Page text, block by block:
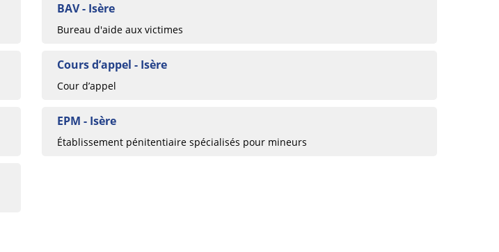
BAV - Isère
Bureau d'aide aux victimes
Cours d’appel - Isère
Cour d’appel
EPM - Isère
Établissement pénitentiaire spécialisés pour mineurs